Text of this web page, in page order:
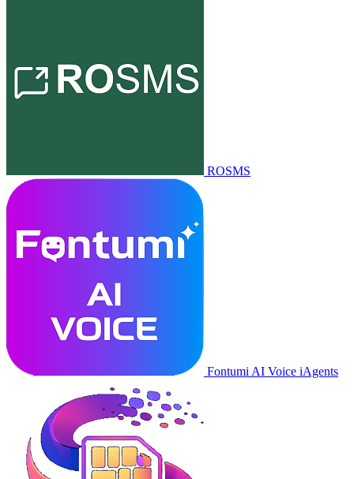
ROSMS
Fontumi AI Voice iAgents